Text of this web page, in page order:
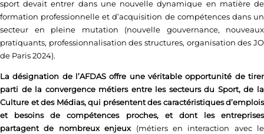
sport devait entrer dans une nouvelle dynamique en matière de
formation professionnelle et d’acquisition de compétences dans un
secteur en pleine mutation (nouvelle gouvernance, nouveaux
pratiquants, professionnalisation des structures, organisation des JO
de Paris 2024).
La désignation de l’AFDAS offre une véritable opportunité de tirer
parti de la convergence métiers entre les secteurs du Sport, de la
Culture et des Médias, qui présentent des caractéristiques d’emplois
et besoins de compétences proches, et dont les entreprises
partagent de nombreux enjeux(métiers en interaction avec le